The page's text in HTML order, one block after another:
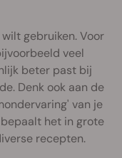
gebruiken. Voor
veel
beter past bij
Denk ook aan de
van je
het in grote
recepten.